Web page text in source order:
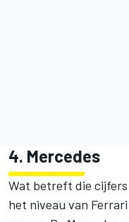
4. Mercedes
Wat betreft die cijfers
het niveau van